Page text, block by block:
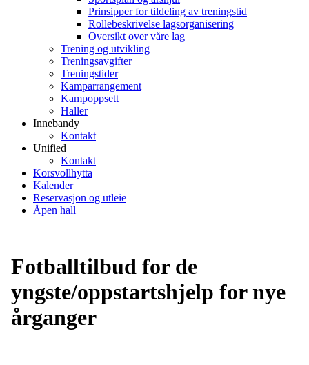
Prinsipper for tildeling av treningstid
Rollebeskrivelse lagsorganisering
Oversikt over våre lag
Trening og utvikling
Treningsavgifter
Treningstider
Kamparrangement
Kampoppsett
Haller
Innebandy
Kontakt
Unified
Kontakt
Korsvollhytta
Kalender
Reservasjon og utleie
Åpen hall
Fotballtilbud for de
yngste/oppstartshjelp for nye
årganger